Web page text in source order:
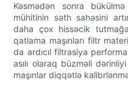
Kəsmədən sonra
mühitinin səth sahəsini
daha çox hissəcik tutmağa
qatlama maşınları filtr
da ardıcıl filtrasiya
asılı olaraq büzməli
maşınlar diqqətlə